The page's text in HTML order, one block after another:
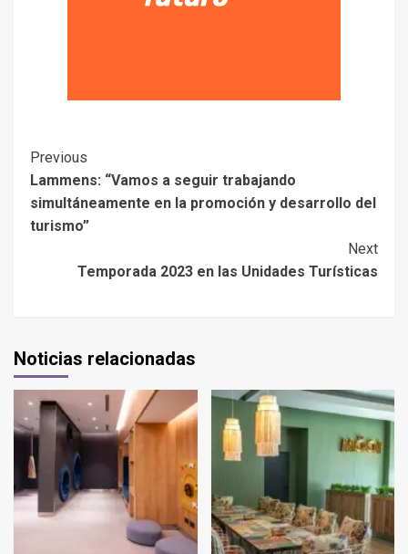
Previous
Lammens: “Vamos a seguir trabajando
simultáneamente en la promoción y desarrollo del
turismo”
Next
Temporada 2023 en las Unidades Turísticas
Noticias relacionadas